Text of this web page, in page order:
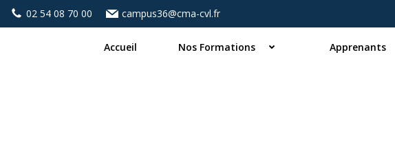
Aller
au
02 54 08 70 00 campus36@cma-cvl.fr
Accueil Nos Formations Apprenants